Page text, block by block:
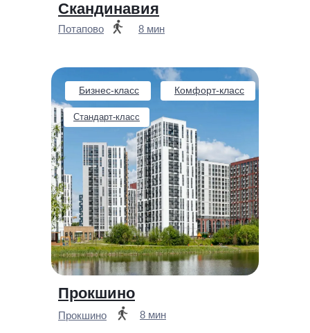
Бизнес-класс Комфорт-класс
Стандарт-класс
Прокшино
Прокшино 8 мин
Скандинавия
Потапово 8 мин